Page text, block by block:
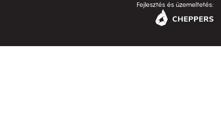
Fejlesztés és üzemeltetés: